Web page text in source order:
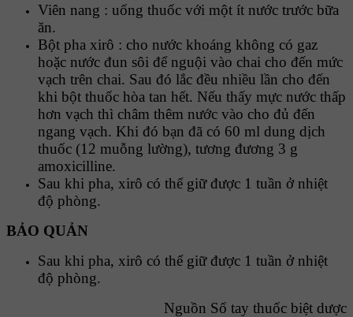
Viên nang : uống thuốc với một ít nước trước bữa
ăn.
Bột pha xirô : cho nước khoáng không có gaz
hoặc nước đun sôi để nguội vào chai cho đến mức
vạch trên chai. Sau đó lắc đều nhiều lần cho đến
khi bột thuốc hòa tan hết. Nếu thấy mực nước thấp
hơn vạch thì châm thêm nước vào cho đủ đến
ngang vạch. Khi đó bạn đã có 60 ml dung dịch
thuốc (12 muỗng lường), tương đương 3 g
amoxicilline.
Sau khi pha, xirô có thể giữ được 1 tuần ở nhiệt
độ phòng.
BẢO QUẢN
Sau khi pha, xirô có thể giữ được 1 tuần ở nhiệt
độ phòng.
Nguồn Sổ tay thuốc biệt dược